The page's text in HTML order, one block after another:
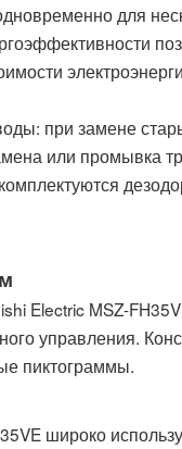
для
при замене
или промывка
Electric MSZ-
управления.
пиктограммы.
широко